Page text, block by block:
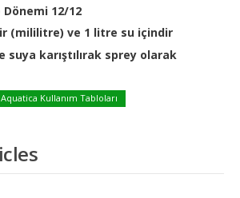
12/12
(mililitre) ve 1 litre su içindir
karıştılırak sprey olarak
Kullanım Tabloları